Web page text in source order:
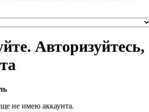
Авторизуйтесь,
не имею аккаунта.